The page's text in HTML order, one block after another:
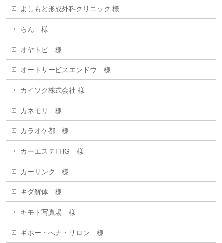
よしもと形成外科クリニック 様
らん 様
オヤトビ 様
オートサービスエンドウ 様
カイソク株式会社 様
カネモリ 様
カラオケ都 様
カーエステTHG 様
カーリンク 樣
キダ解体 様
キモト写真場 様
ギホー・へナ・サロン 様